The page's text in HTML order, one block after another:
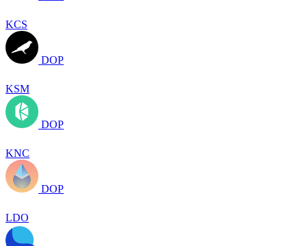
KCS
DOP
KSM
DOP
KNC
DOP
LDO